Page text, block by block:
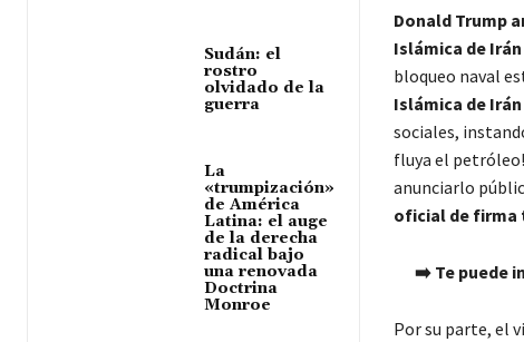
Sudán: el
rostro
olvidado de la
guerra
La
«trumpización»
de América
Latina: el auge
de la derecha
radical bajo
una renovada
Doctrina
Monroe
Donald Trump
Islámica de Irán
bloqueo naval
Islámica de
sociales,
fluya el
anunciarlo
oficial de firma
➡️ Te puede
Por su parte, el